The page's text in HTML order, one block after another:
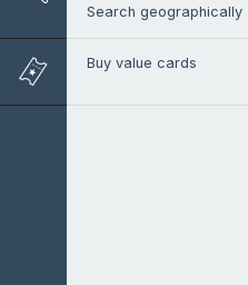
Search geographically
Buy value cards